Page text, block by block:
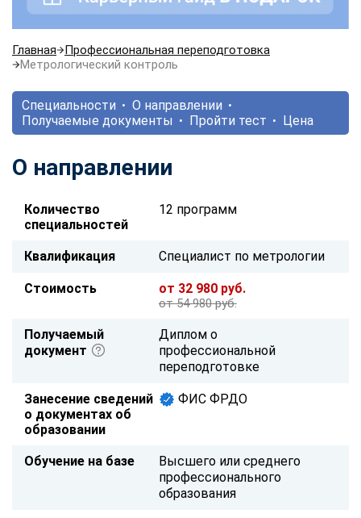
Главная
Профессиональная переподготовка
Метрологический контроль
Специальности
О направлении
Получаемые документы
Пройти тест Цена
О направлении
Количество
специальностей
12 программ
Квалификация Специалист по метрологии
Стоимость от 32 980 руб.
от 54 980 руб.
Получаемый
документ
Диплом о
профессиональной
переподготовке
Занесение сведений
о документах об
образовании
ФИС ФРДО
Обучение на базе
Высшего или среднего
профессионального
образования